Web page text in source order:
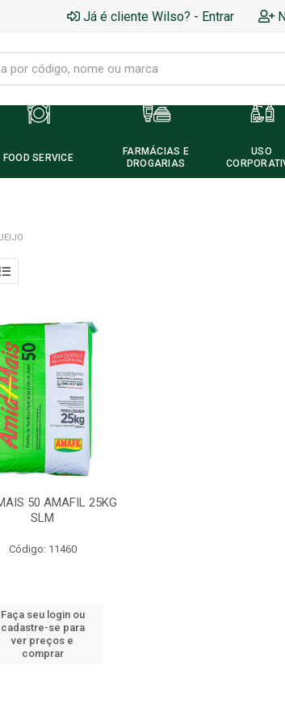
Já é cliente Wilso? - Entrar
FOOD SERVICE
FARMÁCIAS E
DROGARIAS
USO
50 AMAFIL 25KG
SLM
Código: 11460
Faça seu login ou
cadastre-se para
ver preços e
comprar